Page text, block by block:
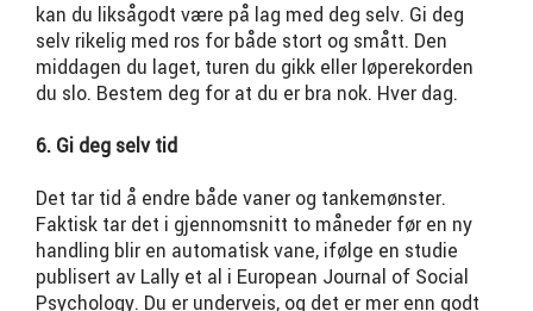
kan du liksågodt være på lag med deg selv. Gi deg
selv rikelig med ros for både stort og smått. Den
middagen du laget, turen du gikk eller løperekorden
du slo. Bestem deg for at du er bra nok. Hver dag.
6. Gi deg selv tid
Det tar tid å endre både vaner og tankemønster.
Faktisk tar det i gjennomsnitt to måneder før en ny
handling blir en automatisk vane, ifølge en studie
publisert av Lally et al i European Journal of Social
Psychology. Du er underveis, og det er mer enn godt